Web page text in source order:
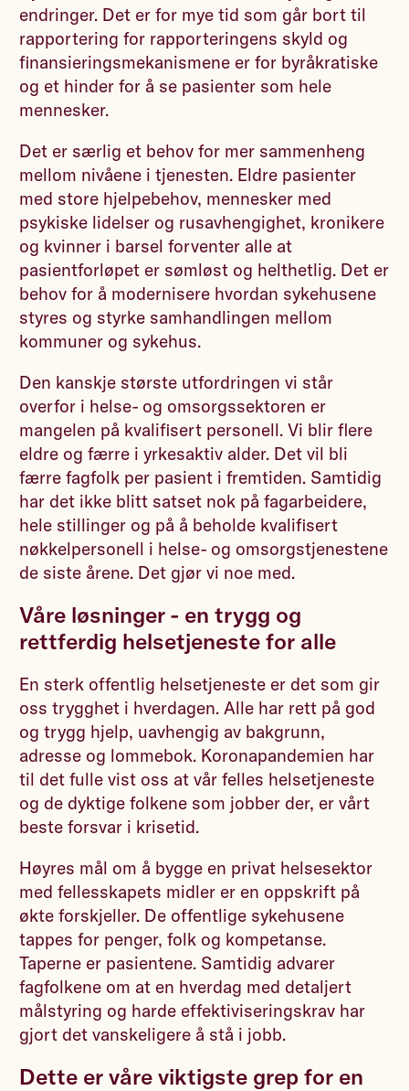
endringer. Det er for mye tid som går bort til
rapportering for rapporteringens skyld og
finansieringsmekanismene er for byråkratiske
og et hinder for å se pasienter som hele
mennesker.
Det er særlig et behov for mer sammenheng
mellom nivåene i tjenesten. Eldre pasienter
med store hjelpebehov, mennesker med
psykiske lidelser og rusavhengighet, kronikere
og kvinner i barsel forventer alle at
pasientforløpet er sømløst og helthetlig. Det er
behov for å modernisere hvordan sykehusene
styres og styrke samhandlingen mellom
kommuner og sykehus.
Den kanskje største utfordringen vi står
overfor i helse- og omsorgssektoren er
mangelen på kvalifisert personell. Vi blir flere
eldre og færre i yrkesaktiv alder. Det vil bli
færre fagfolk per pasient i fremtiden. Samtidig
har det ikke blitt satset nok på fagarbeidere,
hele stillinger og på å beholde kvalifisert
nøkkelpersonell i helse- og omsorgstjenestene
de siste årene. Det gjør vi noe med.
Våre løsninger - en trygg og
rettferdig helsetjeneste for alle
En sterk offentlig helsetjeneste er det som gir
oss trygghet i hverdagen. Alle har rett på god
og trygg hjelp, uavhengig av bakgrunn,
adresse og lommebok. Koronapandemien har
til det fulle vist oss at vår felles helsetjeneste
og de dyktige folkene som jobber der, er vårt
beste forsvar i krisetid.
Høyres mål om å bygge en privat helsesektor
med fellesskapets midler er en oppskrift på
økte forskjeller. De offentlige sykehusene
tappes for penger, folk og kompetanse.
Taperne er pasientene. Samtidig advarer
fagfolkene om at en hverdag med detaljert
målstyring og harde effektiviseringskrav har
gjort det vanskeligere å stå i jobb.
Dette er våre viktigste grep for en